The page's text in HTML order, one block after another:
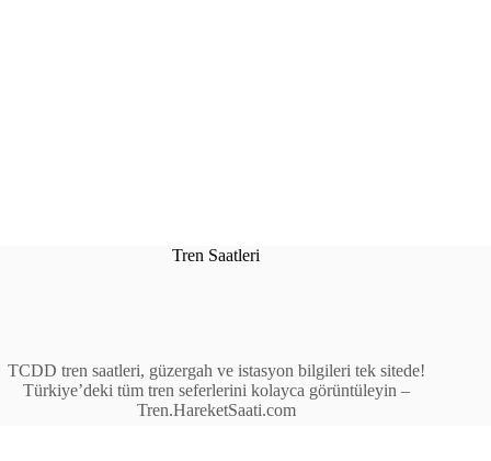
Tren Saatleri
TCDD tren saatleri, güzergah ve istasyon bilgileri tek sitede!
Türkiye’deki tüm tren seferlerini kolayca görüntüleyin –
Tren.HareketSaati.com